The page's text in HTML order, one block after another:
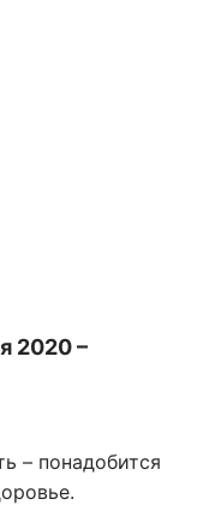
2020 –
– понадобится